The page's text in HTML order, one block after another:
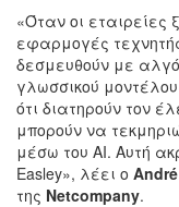
«Όταν οι εταιρείες
εφαρμογές
δεσμευθούν με
γλωσσικού
ότι διατηρούν τον
μπορούν να
μέσω του AI. Αυτή
Easley», λέει ο
της Netcompany.